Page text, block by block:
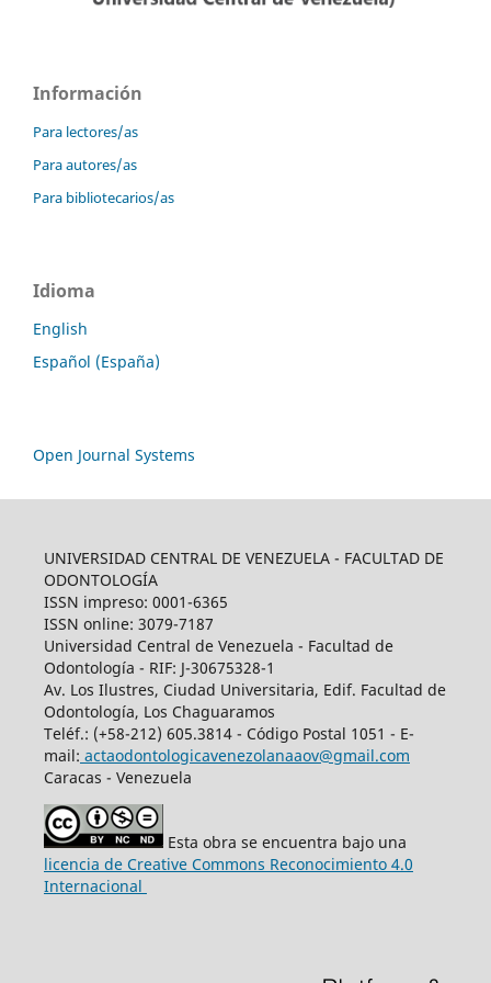
Información
Para lectores/as
Para autores/as
Para bibliotecarios/as
Idioma
English
Español (España)
Open Journal Systems
UNIVERSIDAD CENTRAL DE VENEZUELA - FACULTAD DE
ODONTOLOGÍA
ISSN impreso: 0001-6365
ISSN online: 3079-7187
Universidad Central de Venezuela - Facultad de
Odontología - RIF: J-30675328-1
Av. Los Ilustres, Ciudad Universitaria, Edif. Facultad de
Odontología, Los Chaguaramos
Teléf.: (+58-212) 605.3814 - Código Postal 1051 - E-
mail: actaodontologicavenezolanaaov@gmail.com
Caracas - Venezuela
Esta obra se encuentra bajo una
licencia de Creative Commons Reconocimiento 4.0
Internacional